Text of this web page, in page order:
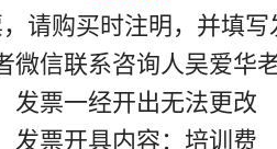
请购买时注明，并填写
微信联系咨询人吴爱华
发票一经开出无法更改
发票开具内容：培训费